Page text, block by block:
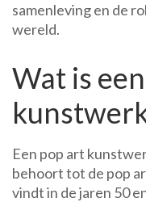
samenleving en de
wereld.
Wat is
Een pop art
behoort tot de pop
vindt in de jaren 50